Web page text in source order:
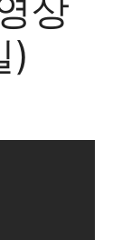
상
)